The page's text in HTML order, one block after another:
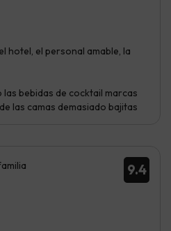
hotel, el personal amable, la
bebidas de cocktail marcas
las camas demasiado bajitas
9.4